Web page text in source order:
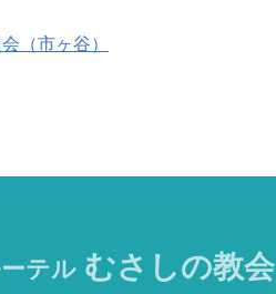
（市ヶ谷）
テル むさしの教会